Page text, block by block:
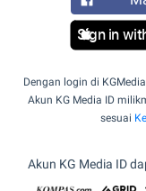
Sign in
Dengan login di
Akun KG Media ID
sesuai
Akun KG Media ID